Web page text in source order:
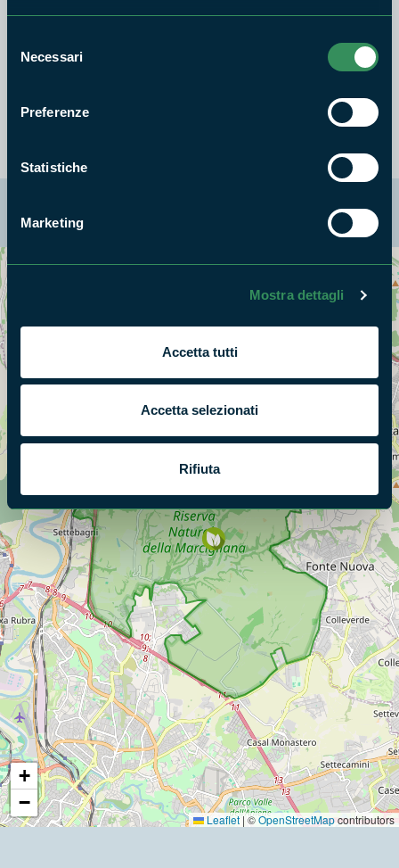
delNecessari
Preferenze
Statistiche
Marketing
Mostra dettagli
Accetta tutti
Accetta selezionati
Rifiuta
consumato questo alimento di tutto rispetto dal sapore pulito
e genuino arricchito dalla presenza delle essenze erbacee
+
−
Leaflet |©OpenStreetMapcontributors
OPZIONI